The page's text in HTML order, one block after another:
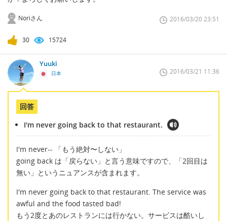
Noriさん 2016/03/20 23:51
30 15724
Yuuki
日本 2016/03/21 11:36
回答
I'm never going back to that restaurant.
I'm never-- 「もう絶対〜しない」
going back は「戻らない」と言う意味ですので、「2回目は
無い」というニュアンスが含まれます。
I'm never going back to that restaurant. The service was
awful and the food tasted bad!
もう2度とあのレストランには行かない。サービスは酷いし